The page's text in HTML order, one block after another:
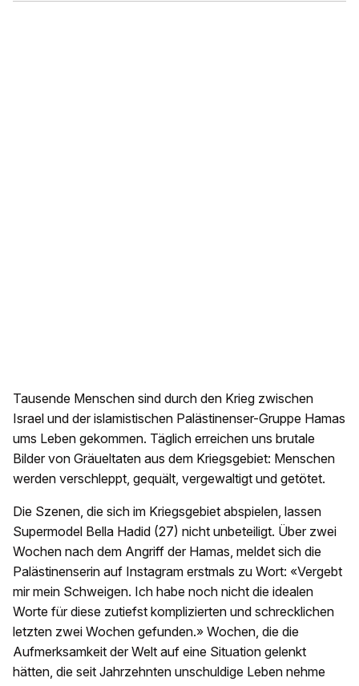
Tausende Menschen sind durch den Krieg zwischen
Israel und der islamistischen Palästinenser-Gruppe Hamas
ums Leben gekommen. Täglich erreichen uns brutale
Bilder von Gräueltaten aus dem Kriegsgebiet: Menschen
werden verschleppt, gequält, vergewaltigt und getötet.
Die Szenen, die sich im Kriegsgebiet abspielen, lassen
Supermodel Bella Hadid (27) nicht unbeteiligt. Über zwei
Wochen nach dem Angriff der Hamas, meldet sich die
Palästinenserin auf Instagram erstmals zu Wort: «Vergebt
mir mein Schweigen. Ich habe noch nicht die idealen
Worte für diese zutiefst komplizierten und schrecklichen
letzten zwei Wochen gefunden.» Wochen, die die
Aufmerksamkeit der Welt auf eine Situation gelenkt
hätten, die seit Jahrzehnten unschuldige Leben nehme